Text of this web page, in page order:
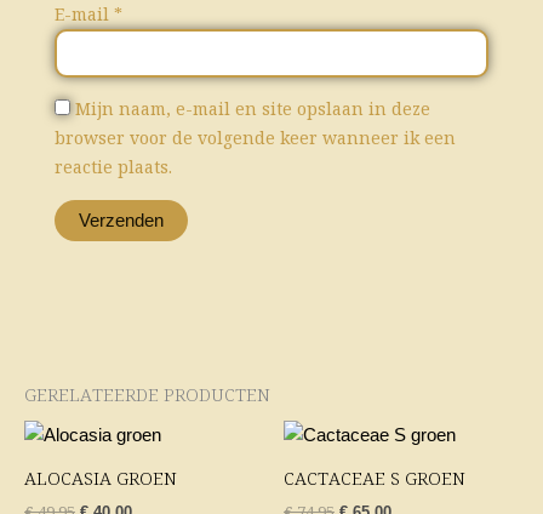
E-mail*
Mijn naam, e-mail en site opslaan in deze
browser voor de volgende keer wanneer ik een
reactie plaats.
GERELATEERDE PRODUCTEN
ALOCASIA GROEN
Oorspronkelijke
was:
€ 49,95.
Huidige
is:
€ 40,00.
CACTACEAE S GROEN
Oorspronkelijke
was:
€ 74,95.
Huidige
prijs
is:
€ 65,00.